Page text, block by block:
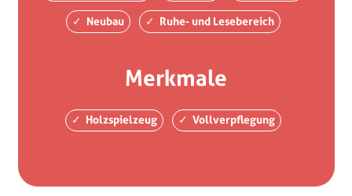
Neubau Ruhe- und Lesebereich
Merkmale
Holzspielzeug Vollverpflegung